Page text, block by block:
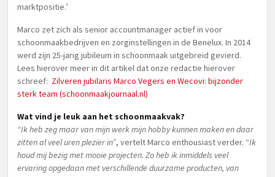
marktpositie.’
Marco zet zich als senior accountmanager actief in voor
schoonmaakbedrijven en zorginstellingen in de Benelux. In 2014
werd zijn 25-jarig jubileum in schoonmaak uitgebreid gevierd.
Lees hierover meer in dit artikel dat onze redactie hierover
schreef: Zilveren jubilaris Marco Vegers en Wecovi: bijzonder
sterk team (schoonmaakjournaal.nl)
Wat vind je leuk aan het schoonmaakvak?
“Ik heb zeg maar van mijn werk mijn hobby kunnen maken en daar
zitten al veel uren plezier in”, vertelt Marco enthousiast verder. “Ik
houd mij bezig met mooie projecten. Zo heb ik inmiddels veel
ervaring opgedaan met verschillende duurzame producten, van